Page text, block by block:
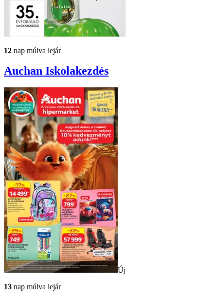
12 nap múlva lejár
Auchan Iskolakezdés
Új
13 nap múlva lejár